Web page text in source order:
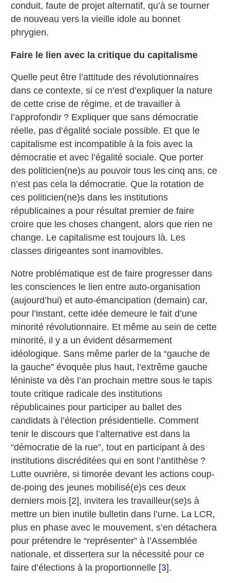
conduit, faute de projet alternatif, qu’à se tourner
de nouveau vers la vieille idole au bonnet
phrygien.
Faire le lien avec la critique du capitalisme
Quelle peut être l’attitude des révolutionnaires
dans ce contexte, si ce n’est d’expliquer la nature
de cette crise de régime, et de travailler à
l’approfondir ? Expliquer que sans démocratie
réelle, pas d’égalité sociale possible. Et que le
capitalisme est incompatible à la fois avec la
démocratie et avec l’égalité sociale. Que porter
des politicien(ne)s au pouvoir tous les cinq ans, ce
n’est pas cela la démocratie. Que la rotation de
ces politicien(ne)s dans les institutions
républicaines a pour résultat premier de faire
croire que les choses changent, alors que rien ne
change. Le capitalisme est toujours là. Les
classes dirigeantes sont inamovibles.
Notre problématique est de faire progresser dans
les consciences le lien entre auto-organisation
(aujourd’hui) et auto-émancipation (demain) car,
pour l’instant, cette idée demeure le fait d’une
minorité révolutionnaire. Et même au sein de cette
minorité, il y a un évident désarmement
idéologique. Sans même parler de la “gauche de
la gauche” évoquée plus haut, l’extrême gauche
léniniste va dès l’an prochain mettre sous le tapis
toute critique radicale des institutions
républicaines pour participer au ballet des
candidats à l’élection présidentielle. Comment
tenir le discours que l’alternative est dans la
“démocratie de la rue”, tout en participant à des
institutions discréditées qui en sont l’antithèse ?
Lutte ouvrière, si timorée devant les actions coup-
de-poing des jeunes mobilisé(e)s ces deux
derniers mois [2], invitera les travailleur(se)s à
mettre un bien inutile bulletin dans l’urne. La LCR,
plus en phase avec le mouvement, s’en détachera
pour prétendre le “représenter” à l’Assemblée
nationale, et dissertera sur la nécessité pour ce
faire d’élections à la proportionnelle [3].